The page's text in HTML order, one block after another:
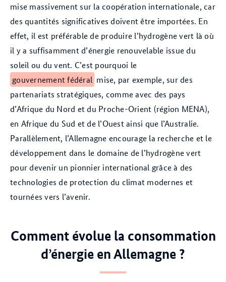
mise massivement sur la coopération internationale, car
des quantités significatives doivent être importées. En
effet, il est préférable de produire l’hydrogène vert là où
il y a suffisamment d’énergie renouvelable issue du
soleil ou du vent. C’est pourquoi le
gouvernement fédéral mise, par exemple, sur des
partenariats stratégiques, comme avec des pays
d’Afrique du Nord et du Proche-Orient (région MENA),
en Afrique du Sud et de l’Ouest ainsi que l’Australie.
Parallèlement, l’Allemagne encourage la recherche et le
développement dans le domaine de l’hydrogène vert
pour devenir un pionnier international grâce à des
technologies de protection du climat modernes et
tournées vers l’avenir.
Comment évolue la consommation
d’énergie en Allemagne ?